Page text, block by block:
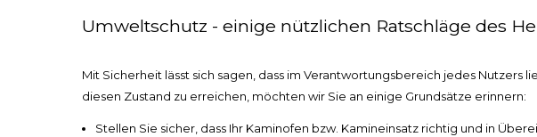
Umweltschutz - einige nützlichen Ratschläge des
Mit Sicherheit lässt sich sagen, dass im Verantwortungsbereich jedes
diesen Zustand zu erreichen, möchten wir Sie an einige Grundsätze erinnern:
Stellen Sie sicher, dass Ihr Kaminofen bzw. Kamineinsatz richtig und in